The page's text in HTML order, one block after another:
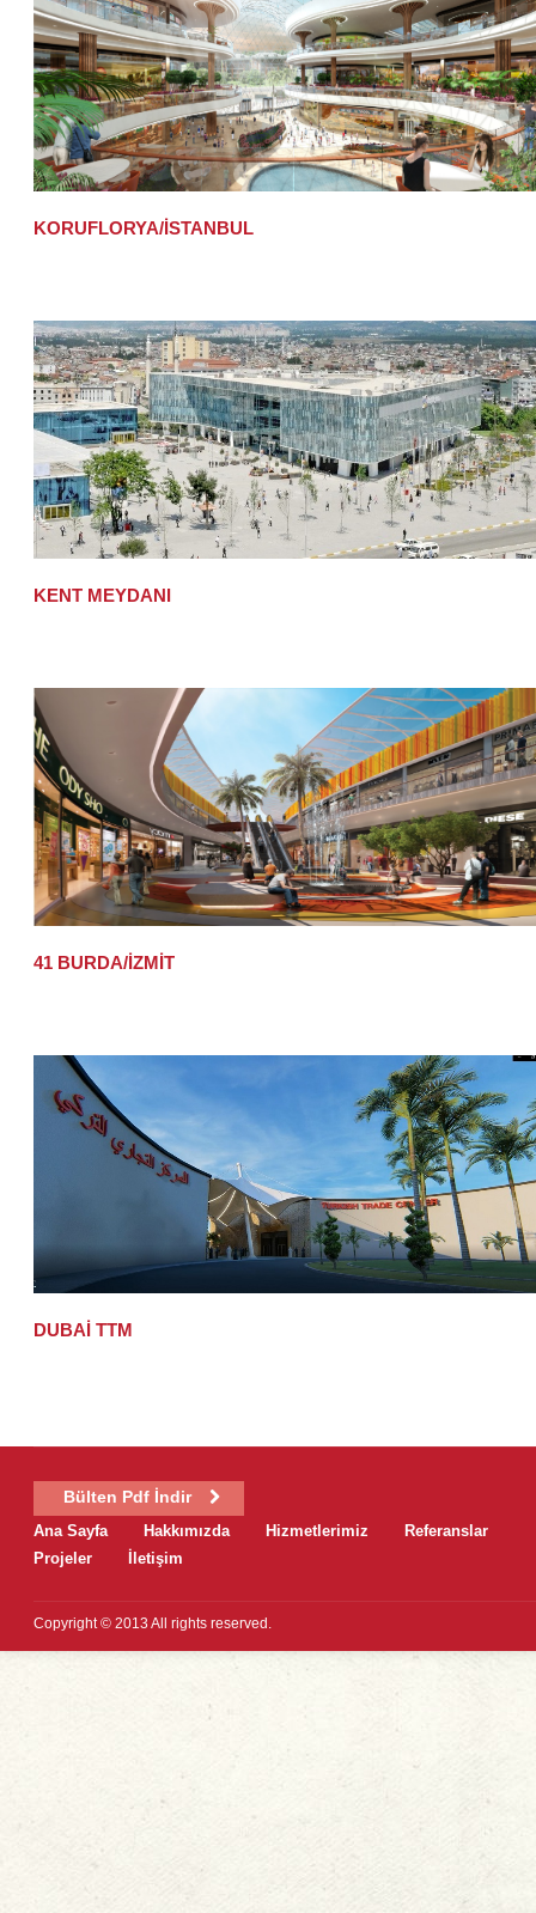
KORUFLORYA/İSTANBUL
KENT MEYDANI
41 BURDA/İZMİT
DUBAİ TTM
Bülten Pdf İndir
Ana Sayfa
Hakkımızda Hizmetlerimiz
Referanslar
Projeler
İletişim
Copyright © 2013 All rights reserved.